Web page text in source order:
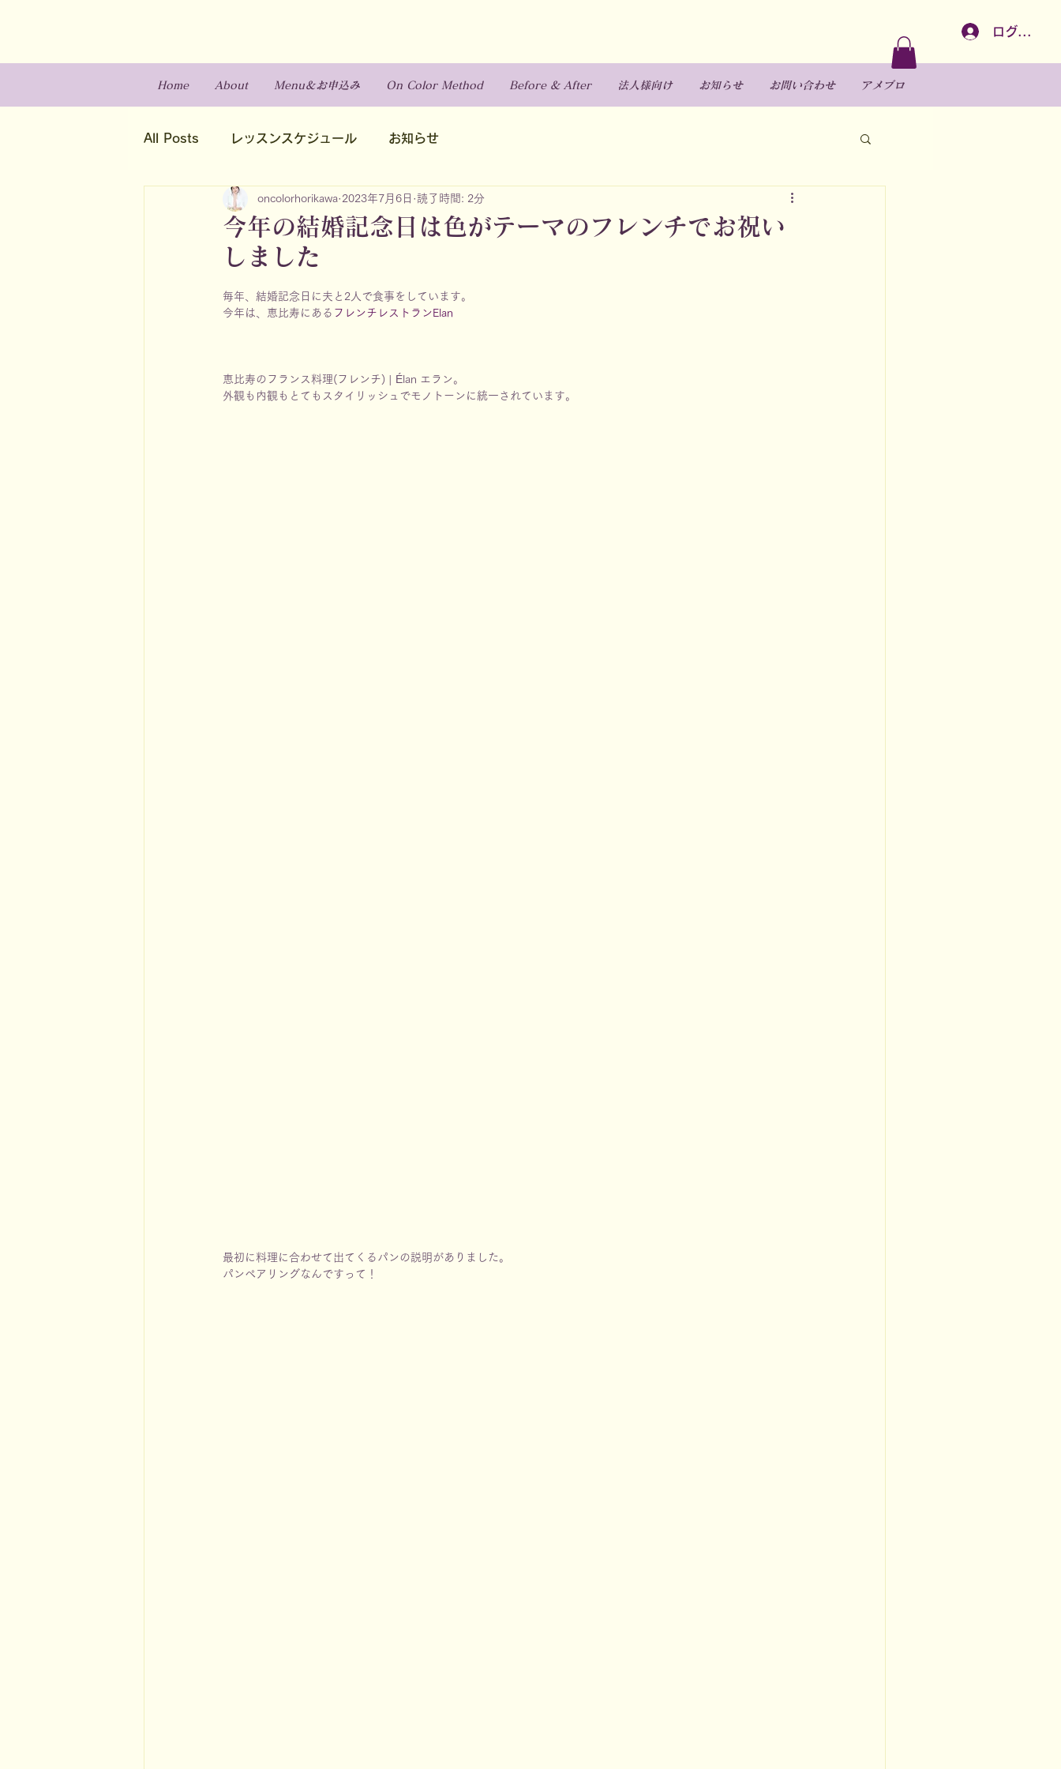
ログイン
Home About Menu＆お申込み On Color Method Before & After 法人様向け お知らせ お問い合わせ アメブロ
All Posts レッスンスケジュール お知らせ
今年の結婚記念日は色がテーマのフレンチでお祝い
しました
oncolorhorikawa 2023年7月6日 読了時間: 2分
毎年、結婚記念日に夫と2人で食事をしています。
今年は、恵比寿にある フレンチレストランElan
恵比寿のフランス料理(フレンチ) | Élan エラン。
外観も内観もとてもスタイリッシュでモノトーンに統一されています。
最初に料理に合わせて出てくるパンの説明がありました。
パンペアリングなんですって！